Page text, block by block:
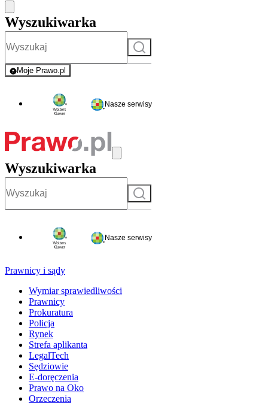
Wyszukiwarka
Szukaj
Moje Prawo.pl
- rejestracja i logowanie do serwisu
Nasze serwisy
Wyszukiwarka
Szukaj
Nasze serwisy
Prawnicy i sądy
Wymiar sprawiedliwości
Prawnicy
Prokuratura
Policja
Rynek
Strefa aplikanta
LegalTech
Sędziowie
E-doręczenia
Prawo na Oko
Orzeczenia